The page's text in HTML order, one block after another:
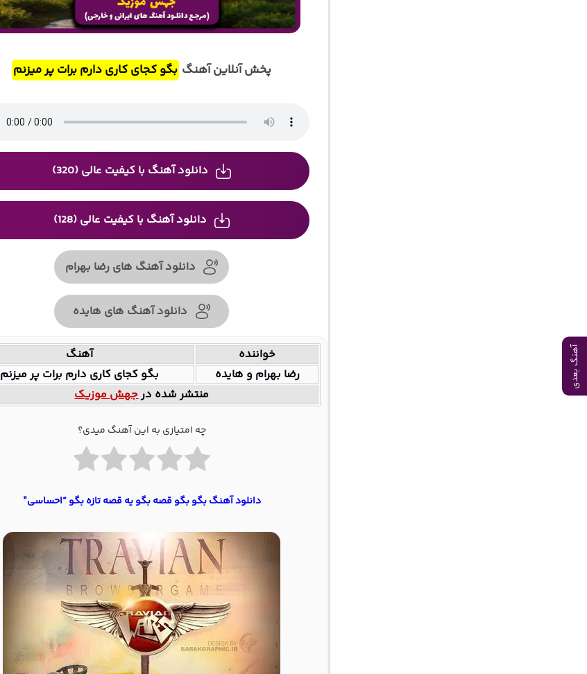
آهنگ بعدی
پخش آنلاین آهنگ بگو کجای کاری دارم برات پر میزنم
دانلود آهنگ با کیفیت عالی (320)
دانلود آهنگ با کیفیت عالی (128)
دانلود آهنگ های رضا بهرام
دانلود آهنگ های هایده
خواننده
آهنگ
رضا بهرام و هایده
بگو کجای کاری دارم برات پر میزنم
منتشر شده درجهش موزیک
چه امتیازی به این آهنگ میدی؟
دانلود آهنگ بگو بگو قصه بگو یه قصه تازه بگو “احساسی”